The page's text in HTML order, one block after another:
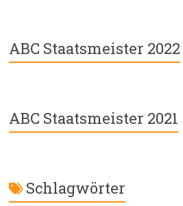
ABC Staatsmeister 2022
ABC Staatsmeister 2021
Schlagwörter